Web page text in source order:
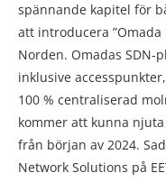
spännande kapitel för
att introducera ”Omada
Norden. Omadas
inklusive
100 % centraliserad
kommer att kunna
från början av 2024.
Network Solutions på